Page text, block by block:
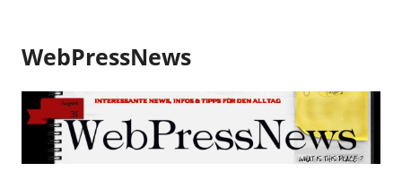
m
n
h
l
WebPressNews